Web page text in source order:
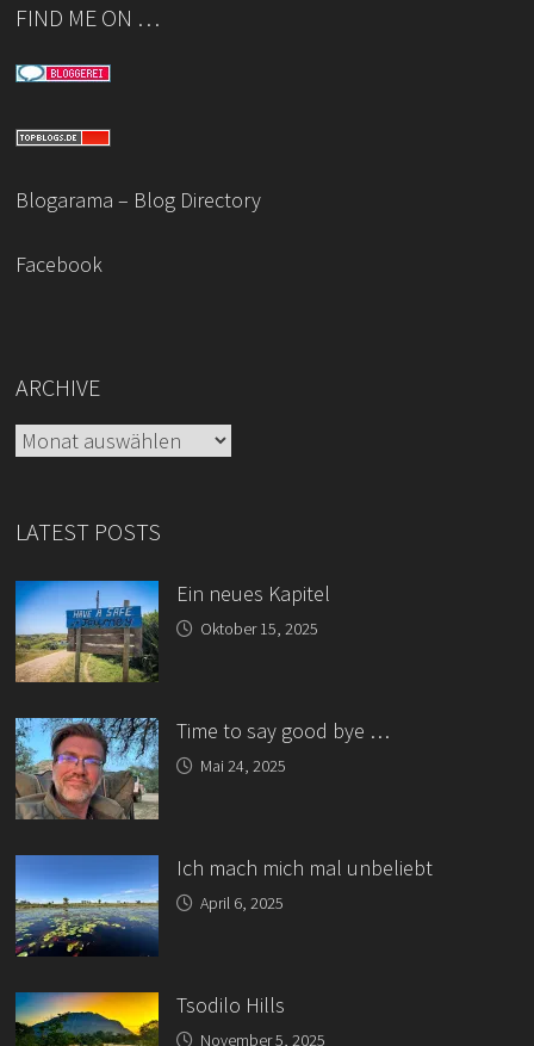
FIND ME ON …
Blogarama – Blog Directory
Facebook
ARCHIVE
Archive
LATEST POSTS
Ein neues Kapitel
Oktober 15, 2025
Time to say good bye …
Mai 24, 2025
Ich mach mich mal unbeliebt
April 6, 2025
Tsodilo Hills
November 5, 2025